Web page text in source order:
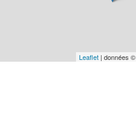
Leaflet | données ©